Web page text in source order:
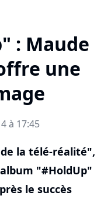
: Maude
une
à 17:45
la télé-réalité",
"#HoldUp"
le succès